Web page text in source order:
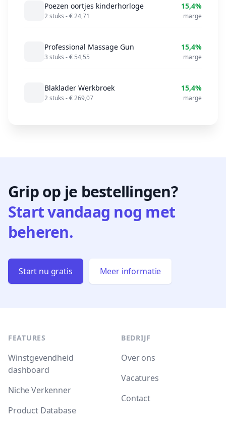
Poezen oortjes kinderhorloge
2 stuks - € 24,71
15,4%
marge
Professional Massage Gun
3 stuks - € 54,55
15,4%
marge
Blaklader Werkbroek
2 stuks - € 269,07
15,4%
marge
Grip op je bestellingen?
Start vandaag nog met
beheren.
Start nu gratis Meer informatie
FEATURES
Winstgevendheid
dashboard
Niche Verkenner
Product Database
BEDRIJF
Over ons
Vacatures
Contact